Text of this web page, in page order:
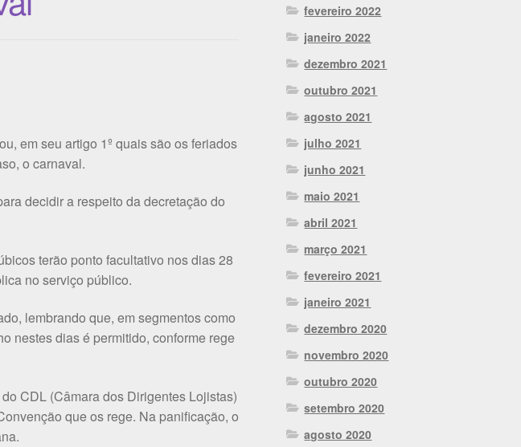
em seu artigo 1º quais são os feriados
o carnaval.
decidir a respeito da decretação do
terão ponto facultativo nos dias 28
no serviço público.
lembrando que, em segmentos como
nestes dias é permitido, conforme rege
CDL (Câmara dos Dirigentes Lojistas)
que os rege. Na panificação, o
fevereiro 2022
janeiro 2022
dezembro 2021
outubro 2021
agosto 2021
julho 2021
junho 2021
maio 2021
abril 2021
março 2021
fevereiro 2021
janeiro 2021
dezembro 2020
novembro 2020
outubro 2020
setembro 2020
agosto 2020